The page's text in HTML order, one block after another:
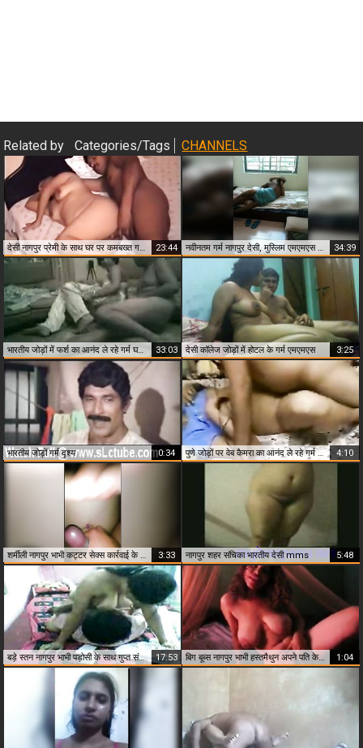
Related by Categories/Tags CHANNELS
देसी नागपुर प्रेमी के साथ घर पर कमबख्त गर्म एमएमएस वीडियो 23:44 नवीनतम गर्म नागपुर देसी, मुस्लिम एमएमएस स्कैंडल्स 34:39
भारतीय जोड़ों में फर्श का आनंद ले रहे गर्म घर का सेक्स एमएमएस 33:03 देसी कॉलेज जोड़ों में होटल के गर्म एमएमएस 3:25
भारतीय जोड़ों गर्म दृश्य 0:34 पुणे जोड़ों पर वेब कैमरा का आनंद ले रहे गर्म घर का सेक्स एमएमएस 4:10
शर्मीली नागपुर भाभी कट्टर सेक्स कार्रवाई के बाद सह चेहरे हो जाता है! 3:33 नागपुर शहर संचिका भारतीय देसी mms 5:48
बड़े स्तन नागपुर भाभी पड़ोसी के साथ गुप्त संबंध 17:53 बिग बूब्स नागपुर भाभी हस्तमैथुन अपने पति के लिए 1:04